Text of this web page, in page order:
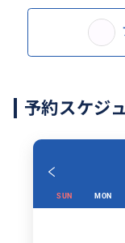
予約スケジ
SUN MON